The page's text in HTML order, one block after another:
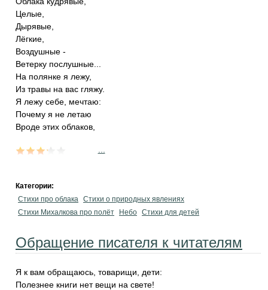
Целые,
Дырявые,
Лёгкие,
Воздушные -
Ветерку послушные...
На полянке я лежу,
Из травы на вас гляжу.
Я лежу себе, мечтаю:
Почему я не летаю
Вроде этих облаков,
Категории:
Стихи про облака Стихи о природных явлениях
Стихи Михалкова про полёт
Небо Стихи для детей
Обращение писателя к читателям
Я к вам обращаюсь, товарищи, дети:
Полезнее книги нет вещи на свете!